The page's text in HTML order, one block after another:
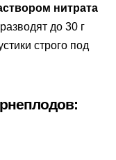
нитрата
до 30 г
строго под